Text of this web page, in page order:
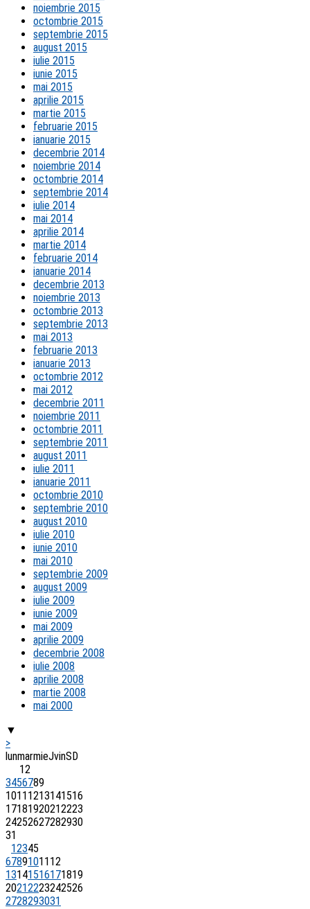
noiembrie 2015
octombrie 2015
septembrie 2015
august 2015
iulie 2015
iunie 2015
mai 2015
aprilie 2015
martie 2015
februarie 2015
ianuarie 2015
decembrie 2014
noiembrie 2014
octombrie 2014
septembrie 2014
iulie 2014
mai 2014
aprilie 2014
martie 2014
februarie 2014
ianuarie 2014
decembrie 2013
noiembrie 2013
octombrie 2013
septembrie 2013
mai 2013
februarie 2013
ianuarie 2013
octombrie 2012
mai 2012
decembrie 2011
noiembrie 2011
octombrie 2011
septembrie 2011
august 2011
iulie 2011
ianuarie 2011
octombrie 2010
septembrie 2010
august 2010
iulie 2010
iunie 2010
mai 2010
septembrie 2009
august 2009
iulie 2009
iunie 2009
mai 2009
aprilie 2009
decembrie 2008
iulie 2008
aprilie 2008
martie 2008
mai 2000
▼
>
lunmarmieJvinS D
12
3456789
1011 1213141516
17181920212223
24252627282930
31
12345
67891011 12
13141516171819
20212223242526
2728293031